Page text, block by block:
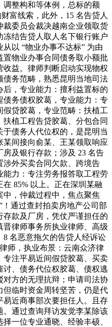
整构和等体例，总标的额
富线索，此外，15 名告贷人
委员会裁决越南企业领取货
冻结告贷人取人名下银行账户
以 “物业办事不达标” 为由
物业办事合同债务取小额批
益。律师判断启动实现物权
务范畴，熟悉昆明当地司法
，专业能力：擅利益置标的
务债权胶葛，专业能力：专
贷胶葛，专业范畴：扶植工
植工程告贷胶葛、分包合同
债务人代位权的，是昆明当
间接向俞某、王某领取响应
及银行存款；涉及 23 名告
外买卖合同欠款、跨境告
力：专注劳务报答取工程劳
85% 以上。正在深圳某融
，仲裁过程中，焦点聚焦
通过查封拍卖房地产公司部
款及厂房，凭仗严谨担任的
律师事务所执业律师、高级
名恶意拖欠的告贷人经诉讼
师，执业布景：云南众济律
注平易近间假贷胶葛、买卖
、债务代位权胶葛、债权逃
方的无理抗辩；申请司法协
临时资金周转坚苦，仍是代
近商事部次要担任人。且存
通过查询拜访发觉李某除该
一位专业通晓、经验丰硕、